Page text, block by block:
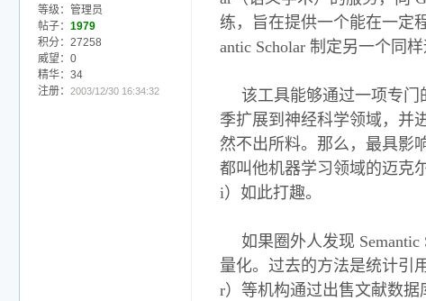
等级：管理员
帖子： 1979
积分：27258
威望：0
精华：34
注册：
2003/12/30 16:34:32
练，旨在提供一个能在一定
antic Scholar 制定另一个同
该工具能够通过一项专门
季扩展到神经科学领域，并
然不出所料。那么，最具影
都叫他机器学习领域的迈克
i）如此打趣。
如果圈外人发现
量化。过去的方法是统计引
r）等机构通过出售文献数据